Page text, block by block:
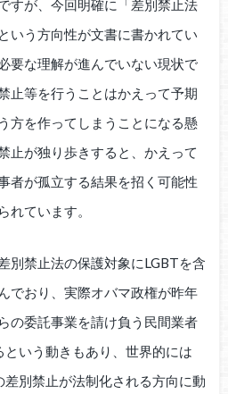
すが、今回明確に「差別禁止法
いう方向性が文書に書かれてい
要な理解が進んでいない現状で
止等を行うことはかえって予期
方を作ってしまうことになる懸
止が独り歩きすると、かえって
者が孤立する結果を招く可能性
れています。
別禁止法の保護対象にLGBTを含
でおり、実際オバマ政権が昨年
の委託事業を請け負う民間業者
いう動きもあり、世界的には
別禁止が法制化される方向に動